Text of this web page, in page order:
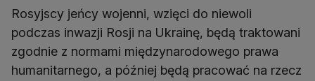
Rosyjscy jeńcy wojenni, wzięci do niewoli
podczas inwazji Rosji na Ukrainę, będą traktowani
zgodnie z normami międzynarodowego prawa
humanitarnego, a później będą pracować na rzecz